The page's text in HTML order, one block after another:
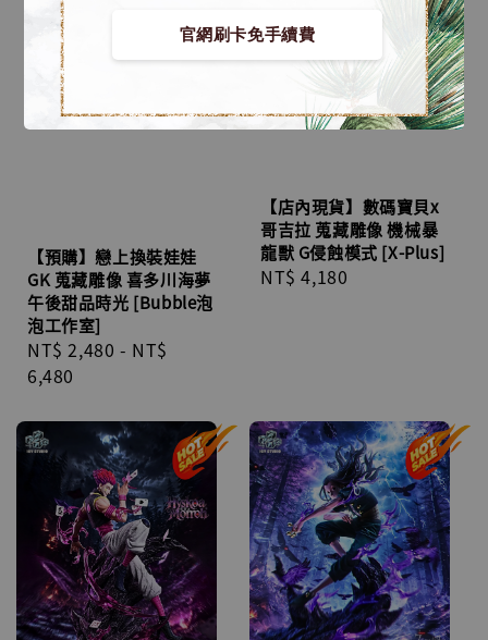
官網刷卡免手續費
【預購】戀上換裝娃娃
GK 蒐藏雕像 喜多川海夢
午後甜品時光 [Bubble泡
泡工作室]
Regular
price
NT$ 2,480 - NT$
6,480
【店內現貨】數碼寶貝x
哥吉拉 蒐藏雕像 機械暴
龍獸 G侵蝕模式 [X-Plus]
Regular
NT$ 4,180